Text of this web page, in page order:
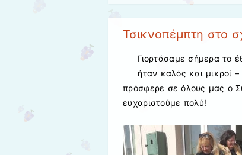
Τσικνοπέμπτη στο
Γιορτάσαμε σήμερα το
ήταν καλός και μικροί
πρόσφερε σε όλους μας ο
ευχαριστούμε πολύ!